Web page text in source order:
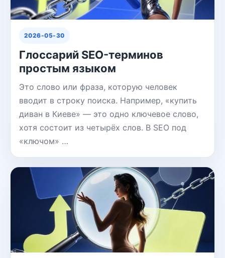
2026-05-30
Глоссарий SEO-терминов
простым языком
Это слово или фраза, которую человек
вводит в строку поиска. Например, «купить
диван в Киеве» — это одно ключевое слово,
хотя состоит из четырёх слов. В SEO под
«ключом» …